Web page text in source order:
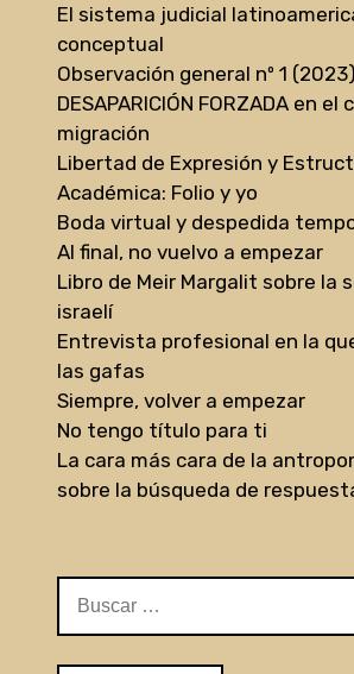
El sistema judicial
conceptual
Observación general nº 1
DESAPARICIÓN FORZADA en
migración
Libertad de Expresión y
Académica: Folio y yo
Boda virtual y despedida
Al final, no vuelvo a empezar
Libro de Meir Margalit sobre la
israelí
Entrevista profesional en la
las gafas
Siempre, volver a empezar
No tengo título para ti
La cara más cara de la
sobre la búsqueda de